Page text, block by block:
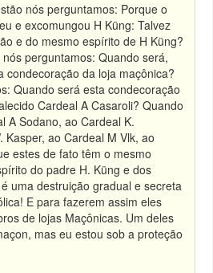
nós perguntamos: Porque o
e excomungou H Küng: Talvez
e do mesmo espírito de H Küng?
perguntamos: Quando será,
condecoração da loja maçônica?
Quando será esta condecoração
Cardeal A Casaroli? Quando
A Sodano, ao Cardeal K.
Kasper, ao Cardeal M Vlk, ao
estes de fato têm o mesmo
do padre H. Küng e dos
uma destruição gradual e secreta
E para fazerem assim eles
de lojas Maçônicas. Um deles
mas eu estou sob a proteção